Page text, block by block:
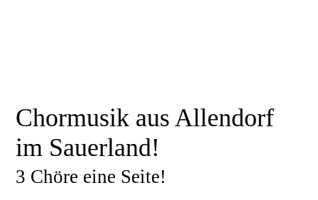
Chormusik aus Allendorf
im Sauerland!
3 Chöre eine Seite!